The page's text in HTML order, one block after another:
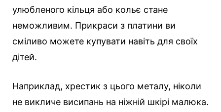
улюбленого кільця або кольє стане
неможливим. Прикраси з платини ви
сміливо можете купувати навіть для своїх
дітей.
Наприклад, хрестик з цього металу, ніколи
не викличе висипань на ніжній шкірі малюка.